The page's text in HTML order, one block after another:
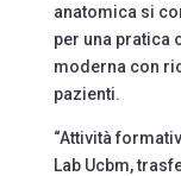
anatomica si
per una pratica
moderna con
pazienti.
“Attività
Lab Ucbm,